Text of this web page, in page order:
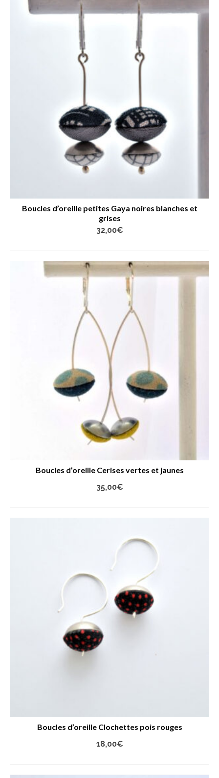
Boucles d’oreille petites Gaya noires blanches et
grises
32,00€
Boucles d’oreille Cerises vertes et jaunes
35,00€
Boucles d’oreille Clochettes pois rouges
18,00€